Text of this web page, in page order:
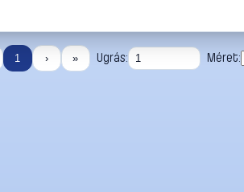
1 › » Ugrás: Méret: